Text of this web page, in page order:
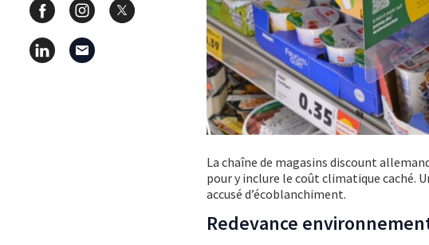
La chaîne de magasins discount
pour y inclure le coût climatique caché.
accusé d’écoblanchiment.
Redevance